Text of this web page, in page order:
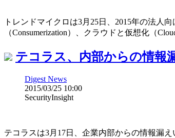
トレンドマイクロは3月25日、2015年の法人
（Consumerization）、クラウドと仮想化（
テコラス、内部からの情報
Digest News
2015/03/25 10:00
SecurityInsight
テコラスは3月17日、企業内部からの情報漏